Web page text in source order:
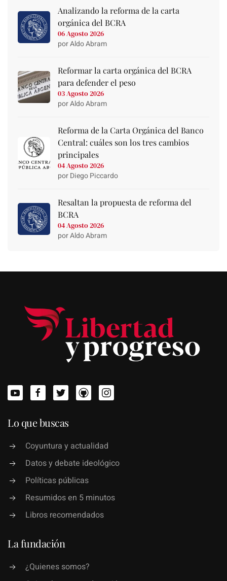
Analizando la reforma de la carta
orgánica del BCRA
06 Agosto 2026
por Aldo Abram
Reformar la carta orgánica del BCRA
para defender el peso
03 Agosto 2026
por Aldo Abram
Reforma de la Carta Orgánica del Banco
Central: cuáles son los tres cambios
principales
04 Agosto 2026
por Diego Piccardo
Resaltan la propuesta de reforma del
BCRA
04 Agosto 2026
por Aldo Abram
Lo que buscas
Coyuntura y actualidad
Datos y debate ideológico
Políticas públicas
Resumidos en 5 minutos
Libros recomendados
La fundación
¿Quienes somos?